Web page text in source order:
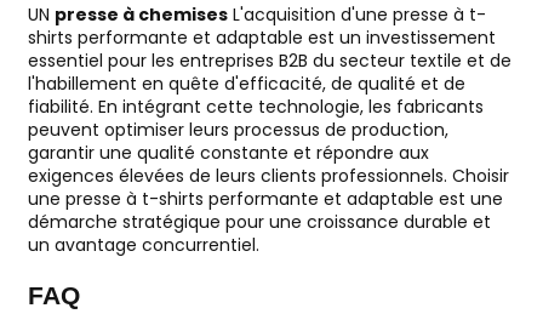
UN presse à chemisesL'acquisition d'une presse à t-
shirts performante et adaptable est un investissement
essentiel pour les entreprises B2B du secteur textile et de
l'habillement en quête d'efficacité, de qualité et de
fiabilité. En intégrant cette technologie, les fabricants
peuvent optimiser leurs processus de production,
garantir une qualité constante et répondre aux
exigences élevées de leurs clients professionnels. Choisir
une presse à t-shirts performante et adaptable est une
démarche stratégique pour une croissance durable et
un avantage concurrentiel.
FAQ